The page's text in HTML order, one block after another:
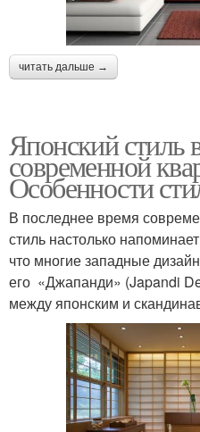
читать дальше →
Японский стиль
современной
Особенности
В последнее время
стиль настолько
что многие западные
его «Джапанди» (Japandi
между японским и